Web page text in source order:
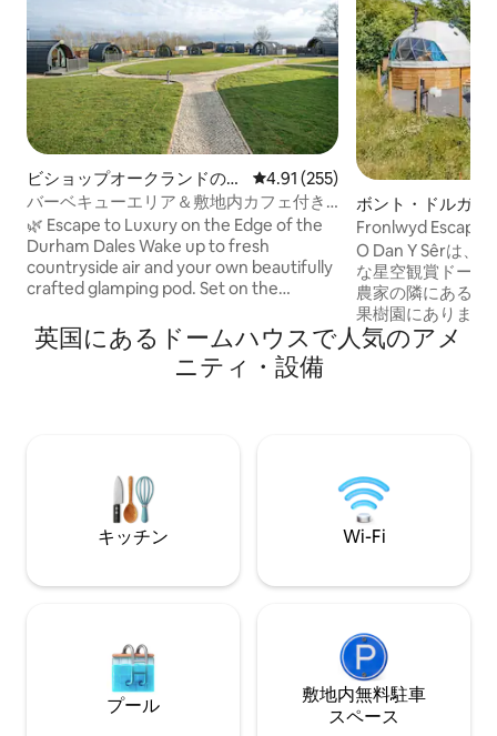
ビショップオークランドのロ
グハウス
レビュー255件、5つ星中4.91つ
4.91 (255)
バーベキューエリア＆敷地内カフェ付き
のグランピング・ポッド
🌿 Escape to Luxury on the Edge of the
Durham Dales Wake up to fresh
countryside air and your own beautifully
crafted glamping pod. Set on the
peaceful views, modern comfort, and
our on-site café serving breakfast,
lunch, and homebaked cakes. Perfect
ボント・ドルガド
ームハウス
Fronlwyd
ジャグジー
O Dan Y Sêrは、
な星空観賞ドーム
農家の隣にあるプ
果樹園にあります
め、パノラマウ
眺め、暗い空の下
先5890788）と一
きます。スノード
アクセスできます
英国にあるドームハウスで人気のアメ
ニティ・設備
キッチン Wi-Fi
プール
敷地内無料駐⁠車
ス⁠ペ⁠ー⁠ス